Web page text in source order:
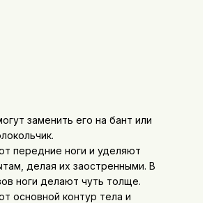
заменить его на бант или
передние ноги и уделяют
делая их заостренными. В
ноги делают чуть толще.
основной контур тела и